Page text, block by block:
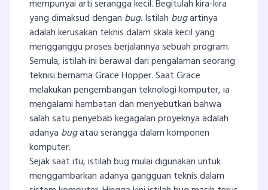
mempunyai arti serangga kecil. Begitulah kira-kira
yang dimaksud dengan bug. Istilah bugartinya
adalah kerusakan teknis dalam skala kecil yang
mengganggu proses berjalannya sebuah program.
Semula, istilah ini berawal dari pengalaman seorang
teknisi bernama Grace Hopper. Saat Grace
melakukan pengembangan teknologi komputer, ia
mengalami hambatan dan menyebutkan bahwa
salah satu penyebab kegagalan proyeknya adalah
adanya bugatau serangga dalam komponen
komputer.
Sejak saat itu, istilah bug mulai digunakan untuk
menggambarkan adanya gangguan teknis dalam